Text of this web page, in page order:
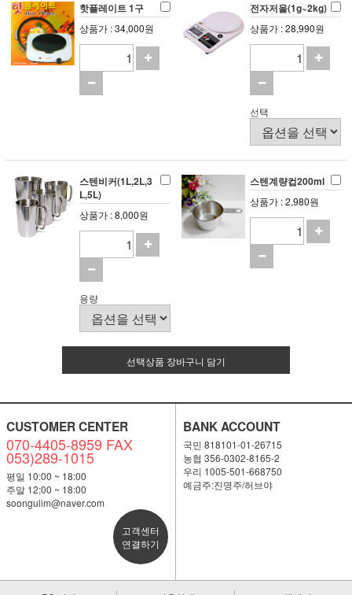
핫플레이트 1구
상품가 : 34,000원
전자저울(1g~2kg)
상품가 : 28,990원
선택
스텐비커(1L,2L,3
L,5L)
상품가 : 8,000원
용량
스텐계량컵200ml
상품가 : 2,980원
선택상품 장바구니 담기
CUSTOMER CENTER
070-4405-8959 FAX
053)289-1015
평일 10:00 ~ 18:00
주말 12;00 ~ 18:00
soongulim@naver.com
고객센터
연결하기
BANK ACCOUNT
국민 818101-01-26715
농협 356-0302-8165-2
우리 1005-501-668750
예금주:진명주/허브야